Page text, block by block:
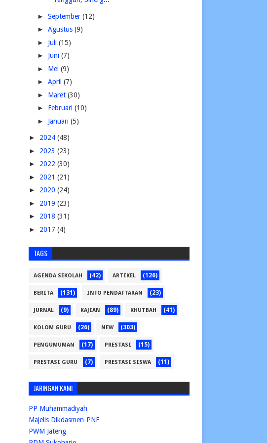
► September (12)
► Agustus (9)
► Juli (15)
► Juni (7)
► Mei (9)
► April (7)
► Maret (30)
► Februari (10)
► Januari (5)
► 2024 (48)
► 2023 (23)
► 2022 (30)
► 2021 (21)
► 2020 (24)
► 2019 (23)
► 2018 (31)
► 2017 (4)
TAGS
AGENDA SEKOLAH (42) ARTIKEL (126)
BERITA (131) INFO PENDAFTARAN (23)
JURNAL (9) KAJIAN (89) KHUTBAH (41)
KOLOM GURU (26) NEW (303)
PENGUMUMAN (17) PRESTASI (15)
PRESTASI GURU (7) PRESTASI SISWA (11)
JARINGAN KAMI
PP Muhammadiyah
Majelis Dikdasmen-PNF
PWM Jateng